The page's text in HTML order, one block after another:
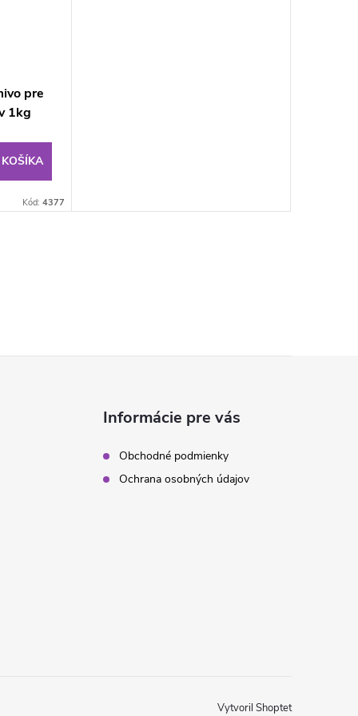
pre
1kg
Kód: 4377
Informácie pre vás
Obchodné podmienky
Ochrana osobných údajov
Vytvoril Shoptet